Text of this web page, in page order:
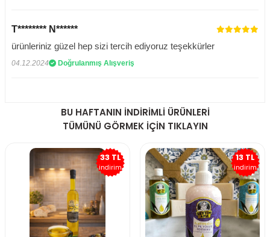
T******** N******
ürünleriniz güzel hep sizi tercih ediyoruz teşekkürler
04.12.2024 Doğrulanmış Alışveriş
BU HAFTANIN İNDİRİMLİ ÜRÜNLERİ
TÜMÜNÜ GÖRMEK İÇİN TIKLAYIN
33 TL
indirim
13 TL
indirim